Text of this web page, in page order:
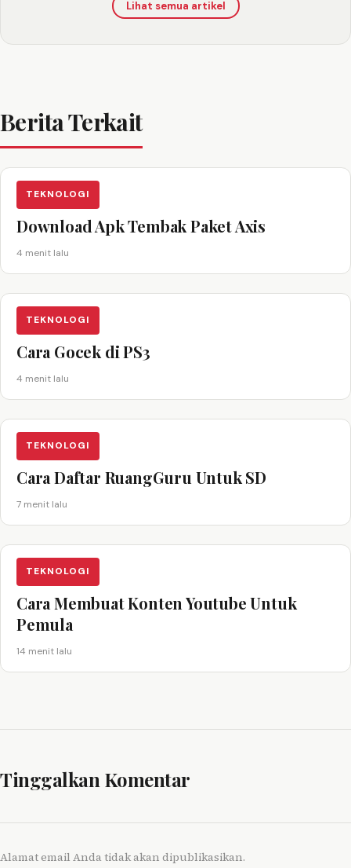
Lihat semua artikel
Berita Terkait
TEKNOLOGI
Download Apk Tembak Paket Axis
4 menit lalu
TEKNOLOGI
Cara Gocek di PS3
4 menit lalu
TEKNOLOGI
Cara Daftar RuangGuru Untuk SD
7 menit lalu
TEKNOLOGI
Cara Membuat Konten Youtube Untuk
Pemula
14 menit lalu
Tinggalkan Komentar
Alamat email Anda tidak akan dipublikasikan.